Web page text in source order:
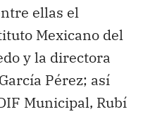
ellas el
Mexicano del
y la directora
Pérez; así
Municipal, Rubí